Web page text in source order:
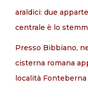
araldici: due
centrale è lo
Presso Bibbiano,
cisterna ro­mana
località Fonteberna